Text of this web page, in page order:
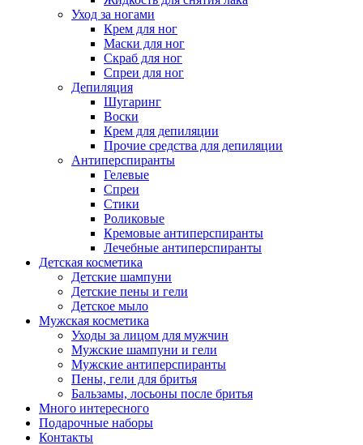
Уход за ногами
Крем для ног
Маски для ног
Скраб для ног
Спреи для ног
Депиляция
Шугаринг
Воски
Крем для депиляции
Прочие средства для депиляции
Антиперспиранты
Гелевые
Спреи
Стики
Роликовые
Кремовые антиперспиранты
Лечебные антиперспиранты
Детская косметика
Детские шампуни
Детские пены и гели
Детское мыло
Мужская косметика
Уходы за лицом для мужчин
Мужские шампуни и гели
Мужские антиперспиранты
Пены, гели для бритья
Бальзамы, лосьоны после бритья
Много интересного
Подарочные наборы
Контакты